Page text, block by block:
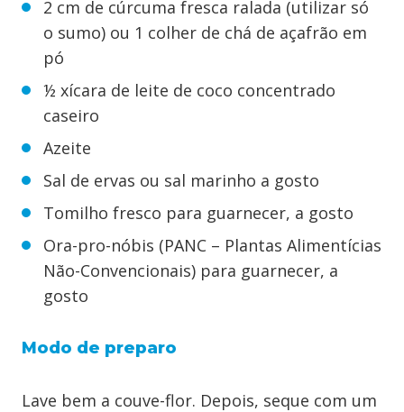
2 cm de cúrcuma fresca ralada (utilizar só
o sumo) ou 1 colher de chá de açafrão em
pó
½ xícara de leite de coco concentrado
caseiro
Azeite
Sal de ervas ou sal marinho a gosto
Tomilho fresco para guarnecer, a gosto
Ora-pro-nóbis (PANC – Plantas Alimentícias
Não-Convencionais) para guarnecer, a
gosto
Modo de preparo
Lave bem a couve-flor. Depois, seque com um